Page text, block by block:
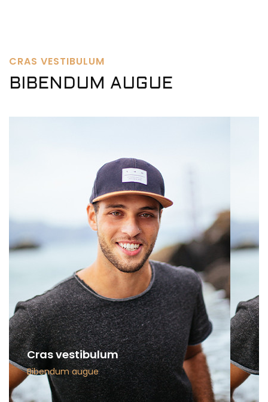
CRAS VESTIBULUM
BIBENDUM AUGUE
Cras vestibulum
Bibendum augue